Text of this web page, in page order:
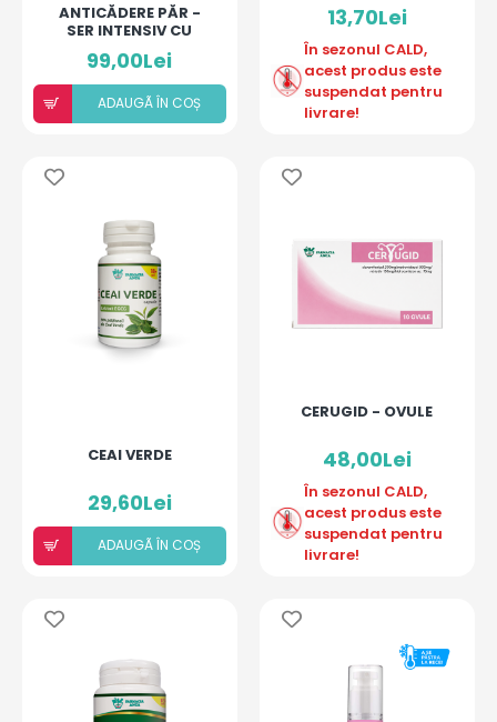
ANTICĂDERE PĂR -
SER INTENSIV CU
MINOXIDIL 5%
99,00Lei
ADAUGÃ ÎN COȘ
13,70Lei
În sezonul CALD,
acest produs este
suspendat pentru
livrare!
CEAI VERDE
29,60Lei
ADAUGÃ ÎN COȘ
CERUGID - OVULE
48,00Lei
În sezonul CALD,
acest produs este
suspendat pentru
livrare!